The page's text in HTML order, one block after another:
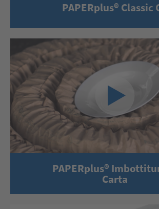
PAPERplus® Classic
PAPERplus®
Carta